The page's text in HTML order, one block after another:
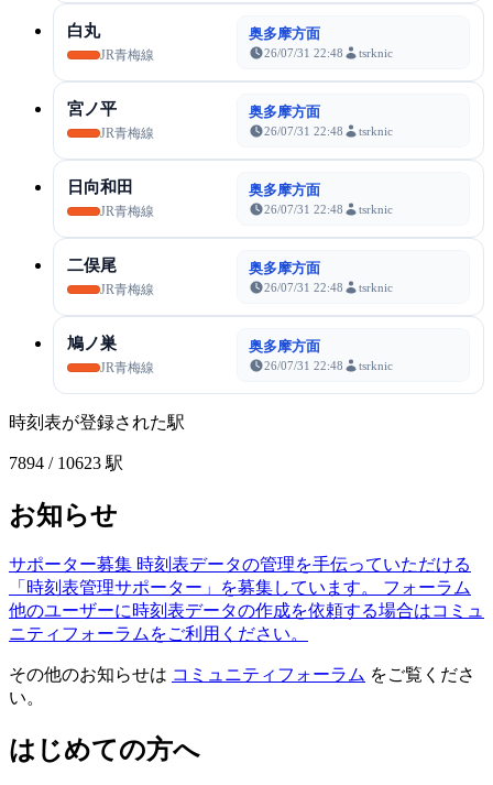
白丸
JR青梅線
奥多摩方面
26/07/31 22:48 tsrknic
宮ノ平
JR青梅線
奥多摩方面
26/07/31 22:48 tsrknic
日向和田
JR青梅線
奥多摩方面
26/07/31 22:48 tsrknic
二俣尾
JR青梅線
奥多摩方面
26/07/31 22:48 tsrknic
鳩ノ巣
JR青梅線
奥多摩方面
26/07/31 22:48 tsrknic
時刻表が登録された駅
7894 / 10623 駅
お知らせ
サポーター募集 時刻表データの管理を手伝っていただける
「時刻表管理サポーター」を募集しています。
フォーラム
他のユーザーに時刻表データの作成を依頼する場合はコミュ
ニティフォーラムをご利用ください。
その他のお知らせは コミュニティフォーラム をご覧くださ
い。
はじめての方へ